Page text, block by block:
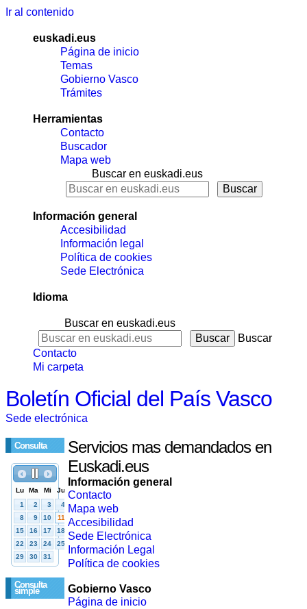
Ir al contenido
euskadi.eus
Página de inicio
Temas
Gobierno Vasco
Trámites
Herramientas
Contacto
Buscador
Mapa web
Buscar en euskadi.eus
Información general
Accesibilidad
Información legal
Política de cookies
Sede Electrónica
Idioma
Buscar en euskadi.eus
Buscar
Contacto
Mi carpeta
Boletín Oficial del País Vasco
Sede electrónica
Consulta
Consulta
simple
Servicios mas demandados en
Euskadi.eus
Información general
Contacto
Mapa web
Accesibilidad
Sede Electrónica
Información Legal
Política de cookies
Gobierno Vasco
Página de inicio